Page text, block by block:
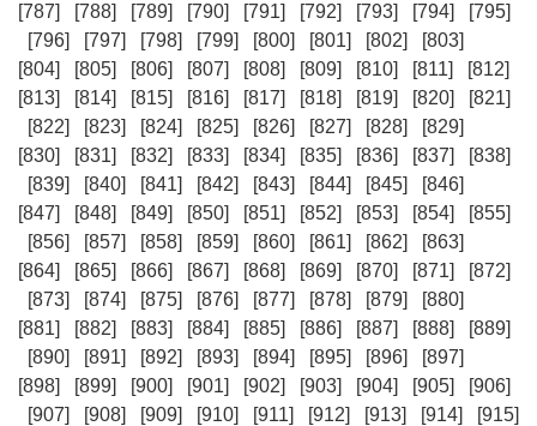
[787]
[788] [789] [790] [791] [792] [793] [794]
[795]
[796]
[797] [798] [799] [800] [801] [802]
[803]
[804]
[805] [806] [807] [808] [809] [810] [811]
[812]
[813]
[814] [815] [816] [817] [818] [819] [820]
[821]
[822]
[823] [824] [825] [826] [827] [828]
[829]
[830]
[831] [832] [833] [834] [835] [836] [837]
[838]
[839]
[840] [841] [842] [843] [844] [845]
[846]
[847]
[848] [849] [850] [851] [852] [853] [854]
[855]
[856]
[857] [858] [859] [860] [861] [862]
[863]
[864]
[865] [866] [867] [868] [869] [870] [871]
[872]
[873]
[874] [875] [876] [877] [878] [879]
[880]
[881]
[882] [883] [884] [885] [886] [887] [888]
[889]
[890]
[891] [892] [893] [894] [895] [896]
[897]
[898]
[899] [900] [901] [902] [903] [904] [905]
[906]
[907]
[908] [909] [910] [911] [912] [913] [914] [915]